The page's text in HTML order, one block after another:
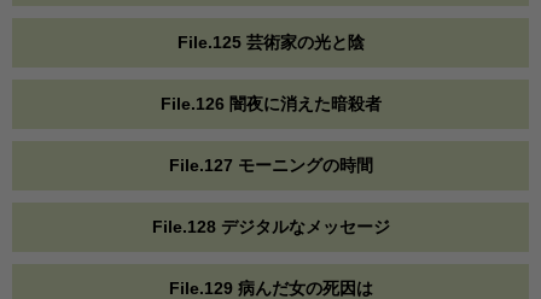
File.125 芸術家の光と陰
File.126 闇夜に消えた暗殺者
File.127 モーニングの時間
File.128 デジタルなメッセージ
File.129 病んだ女の死因は